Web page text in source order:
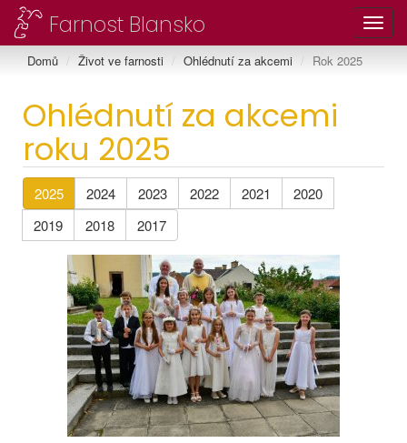
Farnost Blansko
Domů Život ve farnosti Ohlédnutí za akcemi Rok 2025
Ohlédnutí za akcemi
roku 2025
2025 2024 2023 2022 2021
2020
2019
2018 2017